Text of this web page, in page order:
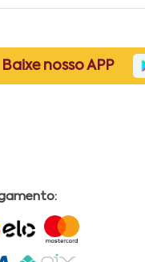
Baixe nosso APP